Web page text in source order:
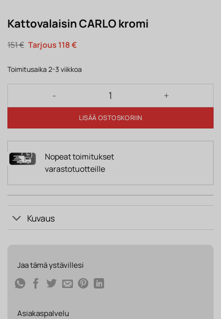
Kattovalaisin CARLO kromi
151€ Alkuperäinen
hinta
151 €.
118€Nykyinen
118 €.
Toimitusaika 2-3 viikkoa
Kattovalaisin CARLO kromi määrä
LISÄÄ OSTOSKORIIN
Nopeat toimitukset
varastotuotteille
Kuvaus
Jaa tämä ystävillesi
Asiakaspalvelu